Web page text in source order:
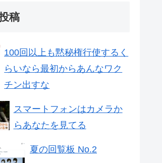
稿
100回以上も黙秘権行使するく
らいなら最初からあんなワク
チン出すな
スマートフォンはカメラか
らあなたを見てる
夏の回覧板 No.2